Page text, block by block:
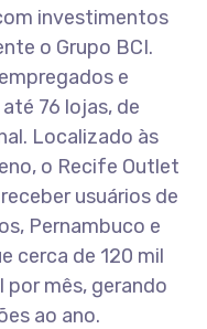
investimentos
o Grupo BCI.
e
76 lojas, de
Localizado às
o Recife Outlet
usuários de
Pernambuco e
cerca de 120 mil
mês, gerando
ao ano.